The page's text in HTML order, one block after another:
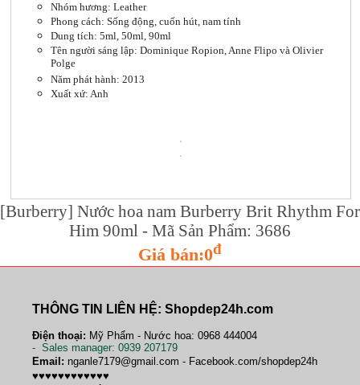
Nhóm hương: Leather
Phong cách: Sống động, cuốn hút, nam tính
Dung tích: 5ml, 50ml, 90ml
Tên người sáng lập: Dominique Ropion, Anne Flipo và Olivier
Polge
Năm phát hành: 2013
Xuất xứ: Anh
[Burberry] Nước hoa nam Burberry Brit Rhythm For
Him 90ml - Mã Sản Phẩm: 3686
Giá bán:0đ
THÔNG TIN LIÊN HỆ: Shopdep24h.com
Điện thoại: Mỹ Phẩm - Nước hoa: 0968 444004
- Sales manager: 0939 207179
Email: nganle7179@gmail.com - Facebook.com/shopdep24h
♥♥♥♥♥♥♥♥♥♥♥♥